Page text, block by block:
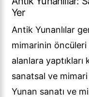
Yer
Antik Yunanlılar
mimarinin öncüleri
alanlara yaptıkları
sanatsal ve
Yunan sanatı ve